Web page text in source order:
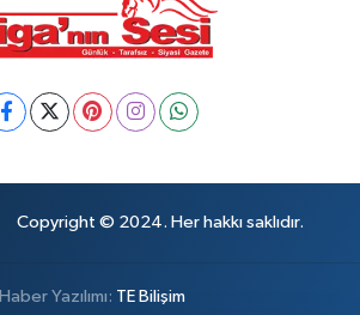
Copyright © 2024. Her hakkı saklıdır.
Haber Yazılımı: TE Bilişim